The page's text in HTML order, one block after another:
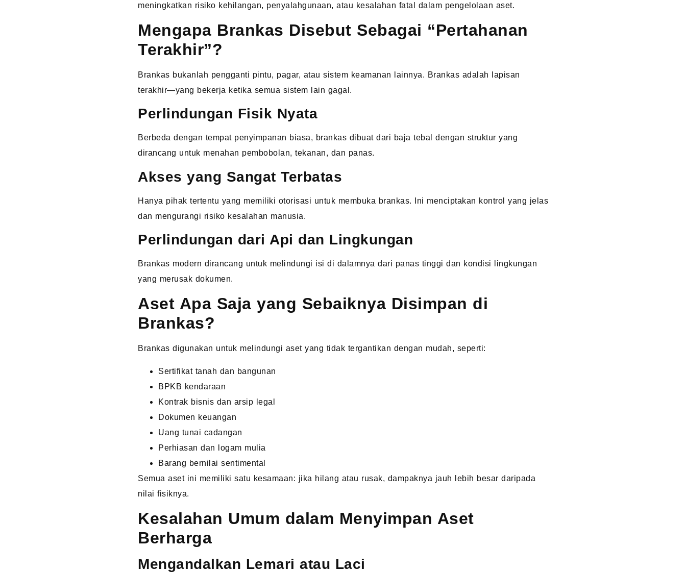
meningkatkan risiko kehilangan, penyalahgunaan, atau kesalahan fatal dalam pengelolaan aset.
Mengapa Brankas Disebut Sebagai “Pertahanan
Terakhir”?
Brankas bukanlah pengganti pintu, pagar, atau sistem keamanan lainnya. Brankas adalah lapisan
terakhir—yang bekerja ketika semua sistem lain gagal.
Perlindungan Fisik Nyata
Berbeda dengan tempat penyimpanan biasa, brankas dibuat dari baja tebal dengan struktur yang
dirancang untuk menahan pembobolan, tekanan, dan panas.
Akses yang Sangat Terbatas
Hanya pihak tertentu yang memiliki otorisasi untuk membuka brankas. Ini menciptakan kontrol yang jelas
dan mengurangi risiko kesalahan manusia.
Perlindungan dari Api dan Lingkungan
Brankas modern dirancang untuk melindungi isi di dalamnya dari panas tinggi dan kondisi lingkungan
yang merusak dokumen.
Aset Apa Saja yang Sebaiknya Disimpan di
Brankas?
Brankas digunakan untuk melindungi aset yang tidak tergantikan dengan mudah, seperti:
Sertifikat tanah dan bangunan
BPKB kendaraan
Kontrak bisnis dan arsip legal
Dokumen keuangan
Uang tunai cadangan
Perhiasan dan logam mulia
Barang bernilai sentimental
Semua aset ini memiliki satu kesamaan: jika hilang atau rusak, dampaknya jauh lebih besar daripada
nilai fisiknya.
Kesalahan Umum dalam Menyimpan Aset
Berharga
Mengandalkan Lemari atau Laci